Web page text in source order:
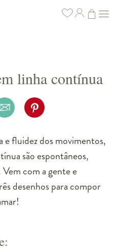
linha contínua
e fluidez dos movimentos,
são espontâneos,
com a gente e
desenhos para compor